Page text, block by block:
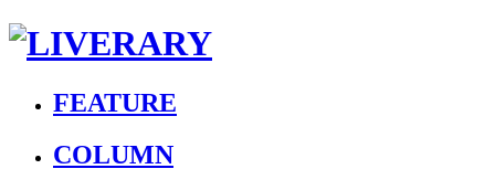
FEATURE
COLUMN